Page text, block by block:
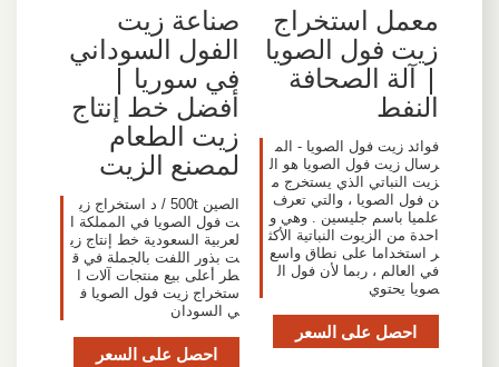
معمل استخراج
زيت فول الصويا
| آلة الصحافة
النفط
فوائد زيت فول الصويا - الم
رسال زيت فول الصويا هو ال
زيت النباتي الذي يستخرج م
ن فول الصويا ، والتي تعرف
علميا باسم جليسين . وهي و
احدة من الزيوت النباتية الأكث
ر استخداما على نطاق واسع
في العالم ، ربما لأن فول ال
صويا يحتوي
احصل على السعر
صناعة زيت
الفول السوداني
في سوريا |
أفضل خط إنتاج
زيت الطعام
لمصنع الزيت
الصين 500t / د استخراج زي
ت فول الصويا في المملكة ا
لعربية السعودية خط إنتاج زي
ت بذور اللفت بالجملة في ق
طر أعلى بيع منتجات آلات ا
ستخراج زيت فول الصويا ف
ي السودان
احصل على السعر